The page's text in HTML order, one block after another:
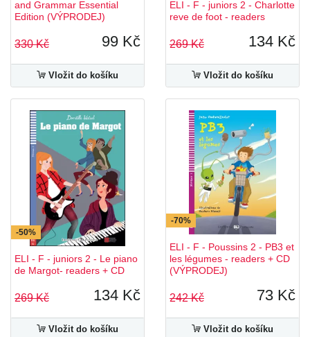
and Grammar Essential
Edition (VÝPRODEJ)
330 Kč 99 Kč
Vložit do košíku
ELI - F - juniors 2 - Charlotte
reve de foot - readers
269 Kč 134 Kč
Vložit do košíku
-50%
ELI - F - juniors 2 - Le piano
de Margot- readers + CD
269 Kč 134 Kč
Vložit do košíku
-70%
ELI - F - Poussins 2 - PB3 et
les légumes - readers + CD
(VÝPRODEJ)
242 Kč 73 Kč
Vložit do košíku